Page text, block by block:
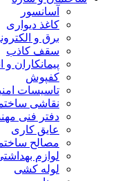
آسانسور
کاغذ دیواری
برق و
سقف کاذب
پیمانکاران و
کفپوش
تاسیسات
نقاشی
دفتر فنی
عایق کاری
مصالح
لوازم
لوله کشی